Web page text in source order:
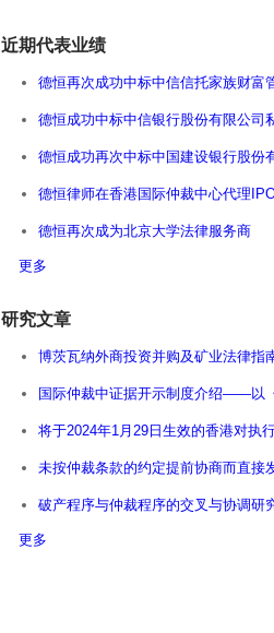
近期代表业绩
德恒再次成功中标中信信托家族财富
德恒成功中标中信银行股份有限公司
德恒成功再次中标中国建设银行股份
德恒律师在香港国际仲裁中心代理
德恒再次成为北京大学法律服务商
更多
研究文章
博茨瓦纳外商投资并购及矿业法律指
国际仲裁中证据开示制度介绍——以
将于2024年1月29日生效的香港对执
未按仲裁条款的约定提前协商而直接
破产程序与仲裁程序的交叉与协调研
更多